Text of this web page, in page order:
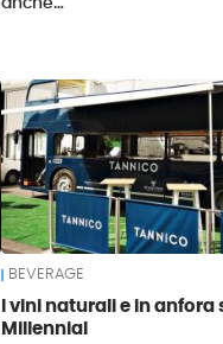
BEVERAGE
I vini naturali e in anfora
Millennial